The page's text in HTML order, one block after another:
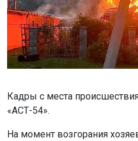
Кадры с места
«АСТ-54».
На момент возгорания